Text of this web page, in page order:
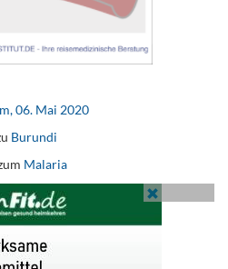
06. Mai 2020
Burundi
Malaria